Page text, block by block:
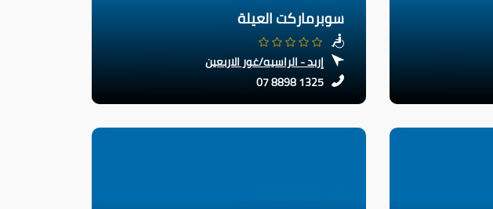
سوبرماركت العيلة
إربد - الراسيه/غور الاربعين
07 8898 1325